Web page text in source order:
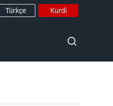
Türkçe Kurdi